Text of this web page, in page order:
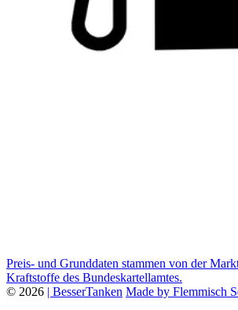
Preis- und Grunddaten stammen von der
Kraftstoffe des Bundeskartellamtes.
© 2026 | BesserTanken Made by Flemmisch